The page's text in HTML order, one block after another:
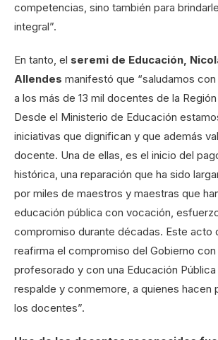
competencias, sino también para
integral”.
En tanto, el seremi de Educación,
Allendes manifestó que “saludamos
a los más de 13 mil docentes de la
Desde el Ministerio de Educación
iniciativas que dignifican y que además
docente. Una de ellas, es el inicio del
histórica, una reparación que ha sido
por miles de maestros y maestras que
educación pública con vocación,
compromiso durante décadas. Este acto
reafirma el compromiso del Gobierno
profesorado y con una Educación
respalde y conmemore, a quienes hacen
los docentes”.